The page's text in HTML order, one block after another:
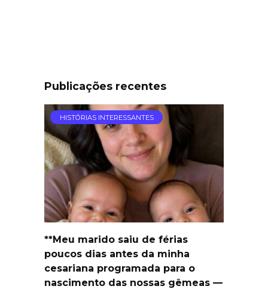
Publicações recentes
HISTÓRIAS INTERESSANTES
**Meu marido saiu de férias
poucos dias antes da minha
cesariana programada para o
nascimento das nossas gêmeas —